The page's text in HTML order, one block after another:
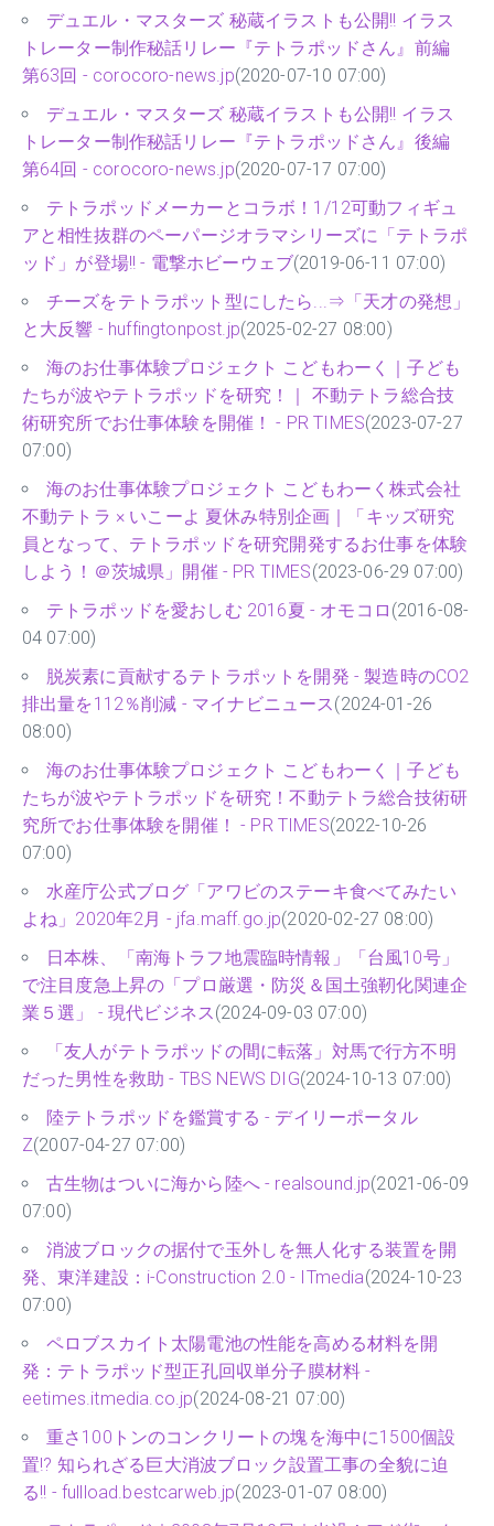
デュエル・マスターズ 秘蔵イラストも公開!! イラス
トレーター制作秘話リレー『テトラポッドさん』前編
第63回 - corocoro-news.jp(2020-07-10 07:00)
デュエル・マスターズ 秘蔵イラストも公開!! イラス
トレーター制作秘話リレー『テトラポッドさん』後編
第64回 - corocoro-news.jp(2020-07-17 07:00)
テトラポッドメーカーとコラボ！1/12可動フィギュ
アと相性抜群のペーパージオラマシリーズに「テトラポ
ッド」が登場!! - 電撃ホビーウェブ(2019-06-11 07:00)
チーズをテトラポット型にしたら...⇒「天才の発想」
と大反響 - huffingtonpost.jp(2025-02-27 08:00)
海のお仕事体験プロジェクト こどもわーく｜子ども
たちが波やテトラポッドを研究！｜ 不動テトラ総合技
術研究所でお仕事体験を開催！ - PR TIMES(2023-07-27
07:00)
海のお仕事体験プロジェクト こどもわーく株式会社
不動テトラ × いこーよ 夏休み特別企画｜「キッズ研究
員となって、テトラポッドを研究開発するお仕事を体験
しよう！＠茨城県」開催 - PR TIMES(2023-06-29 07:00)
テトラポッドを愛おしむ 2016夏 - オモコロ (2016-08-
04 07:00)
脱炭素に貢献するテトラポットを開発 - 製造時のCO2
排出量を112％削減 - マイナビニュース(2024-01-26
08:00)
海のお仕事体験プロジェクト こどもわーく｜子ども
たちが波やテトラポッドを研究！不動テトラ総合技術研
究所でお仕事体験を開催！ - PR TIMES(2022-10-26
07:00)
水産庁公式ブログ「アワビのステーキ食べてみたい
よね」2020年2月 - jfa.maff.go.jp(2020-02-27 08:00)
日本株、「南海トラフ地震臨時情報」「台風10号」
で注目度急上昇の「プロ厳選・防災＆国土強靭化関連企
業５選」 - 現代ビジネス(2024-09-03 07:00)
「友人がテトラポッドの間に転落」対馬で行方不明
だった男性を救助 - TBS NEWS DIG(2024-10-13 07:00)
陸テトラポッドを鑑賞する - デイリーポータル
Z(2007-04-27 07:00)
古生物はついに海から陸へ - realsound.jp(2021-06-09
07:00)
消波ブロックの据付で玉外しを無人化する装置を開
発、東洋建設：i-Construction 2.0 - ITmedia(2024-10-23
07:00)
ペロブスカイト太陽電池の性能を高める材料を開
発：テトラポッド型正孔回収単分子膜材料 -
eetimes.itmedia.co.jp(2024-08-21 07:00)
重さ100トンのコンクリートの塊を海中に1500個設
置!? 知られざる巨大消波ブロック設置工事の全貌に迫
る!! - fullload.bestcarweb.jp(2023-01-07 08:00)